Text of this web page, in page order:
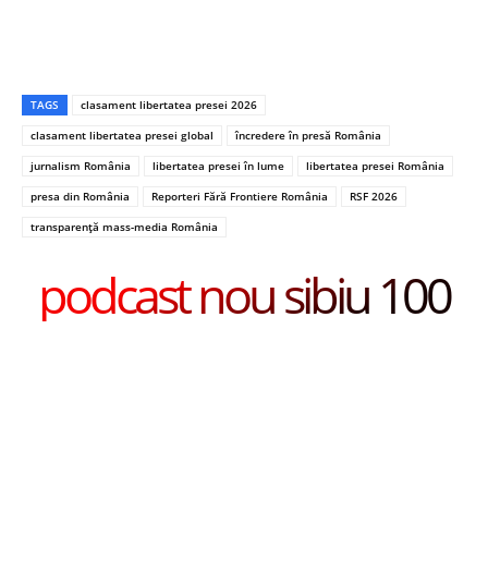
TAGS
clasament libertatea presei 2026
clasament libertatea presei global
încredere în presă România
jurnalism România
libertatea presei în lume
libertatea presei România
presa din România
Reporteri Fără Frontiere România
RSF 2026
transparență mass-media România
podcast nou sibiu 100